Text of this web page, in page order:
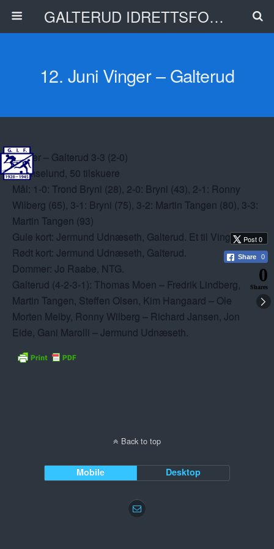
GALTERUD IDRETTSFORENING
12. Juni Vinger – Galterud
Vinger – Galterud 3-3 (2-0)
Gjemselund, 50 tilskuere
Mål: 1-0: Trond Bryni (28), 2-0: Bryni (43), 2-1: Ronny
Wilberg (65), 3-1: Bryni (75), 3-2: Martin Tangen (80), 3-3:
Martin Tangen (93)
Gule kort: Jermund Udnæseth, Galterud. Et til Vinger.
Rødt kort: Jermund Udnæseth, Galterud.
Dommer: Jo Raabe, NTG.
Galterud (4-2-3-1): Thomas Moen – Fredrik Lindberg,
Martin Tangen, Steffen Olsen, Kim Hangaard – Ole
Morten Melby, Ronny Wilberg – Richard Jansen, Jon
Eide, Gani Marolli – Jermund Udnæseth.
Back to top
Mobile Desktop
Post 0
Share 0
0
Shares